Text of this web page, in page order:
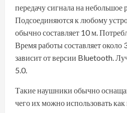
передачу сигнала на небольшое
Подсоединяются к любому
обычно составляет 10 м.
Время работы составляет около
зависит от версии Bluetooth.
5.0.
Такие наушники обычно
чего их можно использовать